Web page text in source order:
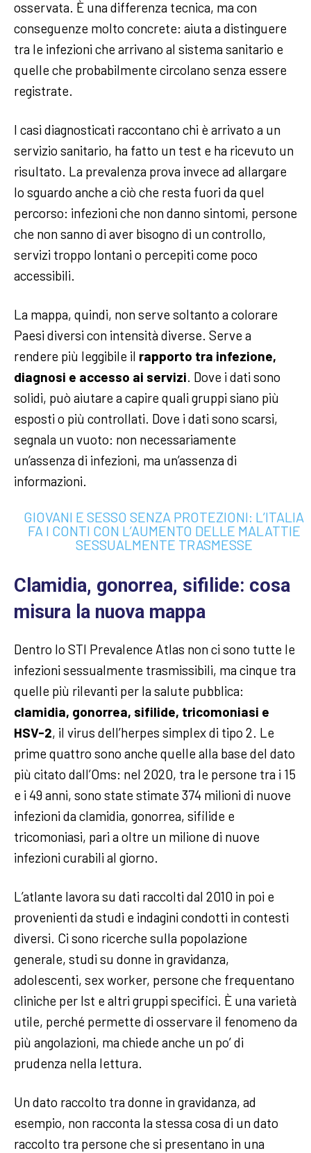
osservata. È una differenza tecnica, ma con
conseguenze molto concrete: aiuta a distinguere
tra le infezioni che arrivano al sistema sanitario e
quelle che probabilmente circolano senza essere
registrate.
I casi diagnosticati raccontano chi è arrivato a un
servizio sanitario, ha fatto un test e ha ricevuto un
risultato. La prevalenza prova invece ad allargare
lo sguardo anche a ciò che resta fuori da quel
percorso: infezioni che non danno sintomi, persone
che non sanno di aver bisogno di un controllo,
servizi troppo lontani o percepiti come poco
accessibili.
La mappa, quindi, non serve soltanto a colorare
Paesi diversi con intensità diverse. Serve a
rendere più leggibile il rapporto tra infezione,
diagnosi e accesso ai servizi. Dove i dati sono
solidi, può aiutare a capire quali gruppi siano più
esposti o più controllati. Dove i dati sono scarsi,
segnala un vuoto: non necessariamente
un’assenza di infezioni, ma un’assenza di
informazioni.
GIOVANI E SESSO SENZA PROTEZIONI: L’ITALIA
FA I CONTI CON L’AUMENTO DELLE MALATTIE
SESSUALMENTE TRASMESSE
Clamidia, gonorrea, sifilide: cosa
misura la nuova mappa
Dentro lo STI Prevalence Atlas non ci sono tutte le
infezioni sessualmente trasmissibili, ma cinque tra
quelle più rilevanti per la salute pubblica:
clamidia, gonorrea, sifilide, tricomoniasi e
HSV-2, il virus dell’herpes simplex di tipo 2. Le
prime quattro sono anche quelle alla base del dato
più citato dall’Oms: nel 2020, tra le persone tra i 15
e i 49 anni, sono state stimate 374 milioni di nuove
infezioni da clamidia, gonorrea, sifilide e
tricomoniasi, pari a oltre un milione di nuove
infezioni curabili al giorno.
L’atlante lavora su dati raccolti dal 2010 in poi e
provenienti da studi e indagini condotti in contesti
diversi. Ci sono ricerche sulla popolazione
generale, studi su donne in gravidanza,
adolescenti, sex worker, persone che frequentano
cliniche per Ist e altri gruppi specifici. È una varietà
utile, perché permette di osservare il fenomeno da
più angolazioni, ma chiede anche un po’ di
prudenza nella lettura.
Un dato raccolto tra donne in gravidanza, ad
esempio, non racconta la stessa cosa di un dato
raccolto tra persone che si presentano in una